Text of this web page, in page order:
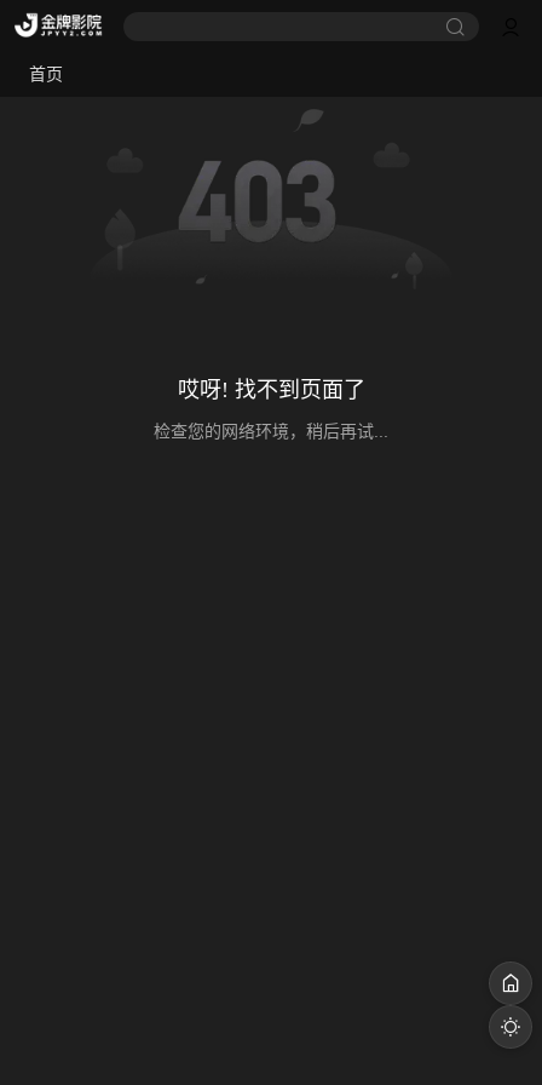
首页
哎呀! 找不到页面了
检查您的网络环境，稍后再试...